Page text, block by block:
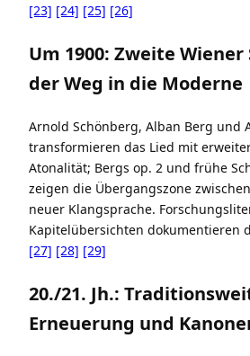
[23] [24] [25] [26]
Um 1900: Zweite Wiener
der Weg in die Moderne
Arnold Schönberg, Alban Berg und
transformieren das Lied mit
Atonalität; Bergs op. 2 und frühe
zeigen die Übergangszone
neuer Klangsprache.
Kapitelübersichten dokumentieren
[27] [28] [29]
20./21. Jh.:
Erneuerung und